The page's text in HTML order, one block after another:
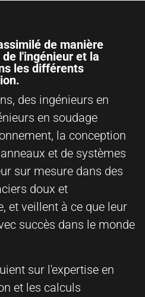
de manière
l'ingénieur et la
les différents
des ingénieurs en
en soudage
la conception
et de systèmes
sur mesure dans des
doux et
et veillent à ce que leur
succès dans le monde
sur l'expertise en
et les calculs